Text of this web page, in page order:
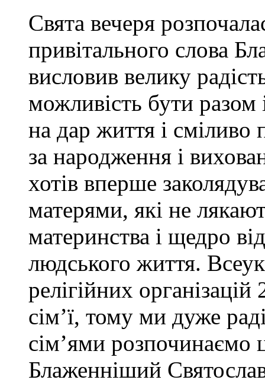
Свята вечеря
привітального слова
висловив велику
можливість бути разом
на дар життя і сміливо
за народження і
хотів вперше
матерями, які не
материнства і щедро
людського життя.
релігійних
сім’ї, тому ми дуже
сім’ями розпочинаємо
Блаженніший